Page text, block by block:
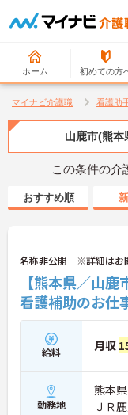
ホーム 初めての方
マイナビ介護職 看護助
山鹿市(熊本
この条件の介
おすすめ順
名称非公開 ※詳細はお
【熊本県／山
看護補助のお仕
給料 月収
勤務地
熊本
ＪＲ